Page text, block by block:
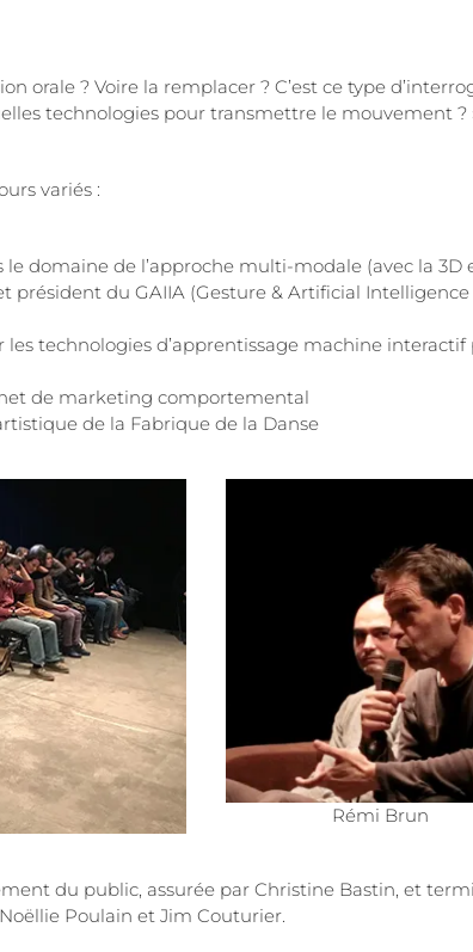
orale ? Voire la remplacer ? C’est ce type
technologies pour transmettre le mouvement ?
variés :
le domaine de l’approche multi-modale (avec la 3D
du GAIIA (Gesture & Artificial Intelligence
technologies d’apprentissage machine interactif
de marketing comportemental
de la Fabrique de la Danse
Rémi Brun
du public, assurée par Christine Bastin, et
Poulain et Jim Couturier.